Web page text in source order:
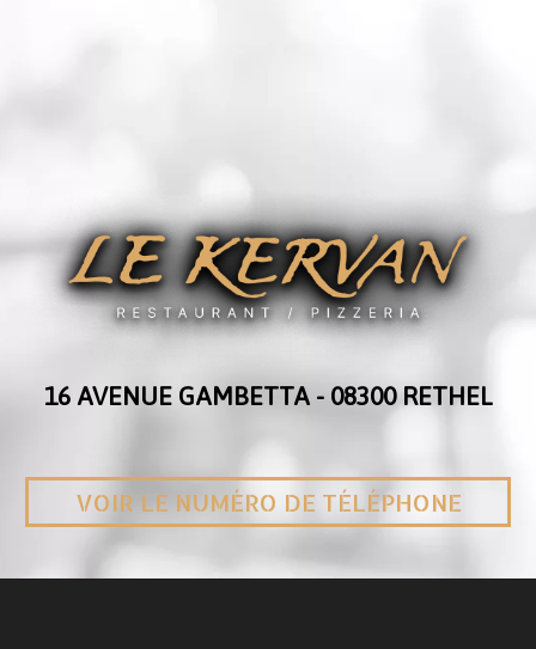
16 AVENUE GAMBETTA - 08300 RETHEL
VOIR LE NUMÉRO DE TÉLÉPHONE